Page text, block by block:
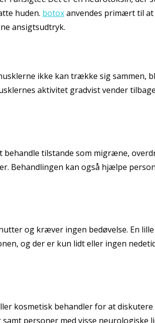
huden. botoxanvendes primært til at
ansigtsudtryk.
ikke kan trække sig sammen,
aktivitet gradvist vender
tilstande som migræne,
Behandlingen kan også hjælpe
og kræver ingen bedøvelse. En
og der er kun lidt eller ingen
kosmetisk behandler for at
personer med visse